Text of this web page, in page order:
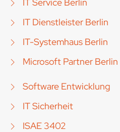
IT Dienstleister Berlin
IT-Systemhaus Berlin
Microsoft Partner Berlin
Software Entwicklung
IT Sicherheit
ISAE 3402